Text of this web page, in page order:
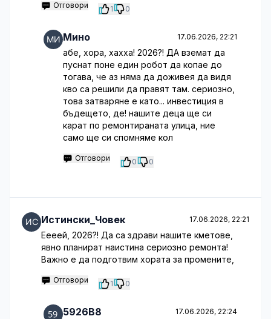
Отговори 1 0
Мино 17.06.2026, 22:21
абе, хора, хахха! 2026?! ДА вземат да
пуснат поне един робот да копае до
тогава, че аз няма да доживея да видя
кво са решили да правят там. сериозно,
това затваряне е като... инвестиция в
бъдещето, де! нашите деца ще си
карат по ремонтираната улица, ние
само ще си спомняме кол
Отговори 0 0
Истински_Човек 17.06.2026, 22:21
Еееей, 2026?! Да са здрави нашите кметове,
явно планират наистина сериозно ремонта!
Важно е да подготвим хората за промените,
Отговори 1 0
5926B8 17.06.2026, 22:24